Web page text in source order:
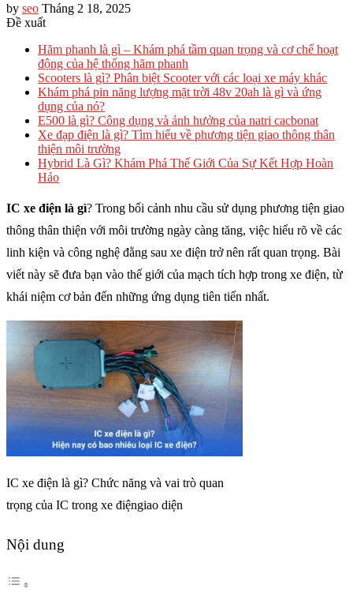
by seo Tháng 2 18, 2025
Đề xuất
Hãm phanh là gì – Khám phá tầm quan trọng và cơ chế hoạt
động của hệ thống hãm phanh
Scooters là gì? Phân biệt Scooter với các loại xe máy khác
Khám phá pin năng lượng mặt trời 48v 20ah là gì và ứng
dụng của nó?
E500 là gì? Công dụng và ảnh hưởng của natri cacbonat
Xe đạp điện là gì? Tìm hiểu về phương tiện giao thông thân
thiện môi trường
Hybrid Là Gì? Khám Phá Thế Giới Của Sự Kết Hợp Hoàn
Hảo
IC xe điện là gì? Trong bối cảnh nhu cầu sử dụng phương tiện giao
thông thân thiện với môi trường ngày càng tăng, việc hiểu rõ về các
linh kiện và công nghệ đằng sau xe điện trở nên rất quan trọng. Bài
viết này sẽ đưa bạn vào thế giới của mạch tích hợp trong xe điện, từ
khái niệm cơ bản đến những ứng dụng tiên tiến nhất.
IC xe điện là gì? Chức năng và vai trò quan
trọng của IC trong xe điệngiao diện
Nội dung